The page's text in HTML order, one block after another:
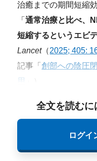
治癒までの期間短縮
「通常治療と比べ、
短縮するというエビ
Lancet（2025; 405:
記事「創部への陰圧
用
全文を読む
ログイ